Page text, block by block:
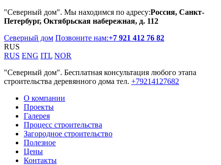
"Северный дом". Мы находимся по адресу:Россия, Санкт-
Петербург, Октябрьская набережная, д. 112
Северный дом Позвоните нам:+7 921 412 76 82
RUS
RUS ENG ITL NOR
"Северный дом". Бесплатная консультация любого этапа
строительства деревянного дома тел. +79214127682
О компании
Проекты
Галерея
Процесс строительства
Загородное строительство
Полезное
Цены
Контакты